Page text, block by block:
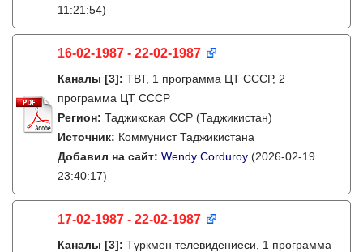
11:21:54)
16-02-1987 - 22-02-1987
Каналы [3]: ТВТ, 1 программа ЦТ СССР, 2
программа ЦТ СССР
Регион: Таджикская ССР (Таджикистан)
Источник: Коммунист Таджикистана
Добавил на сайт: Wendy Corduroy (2026-02-19
23:40:17)
17-02-1987 - 22-02-1987
Каналы [3]: Түркмен телевидениеси, 1 программа